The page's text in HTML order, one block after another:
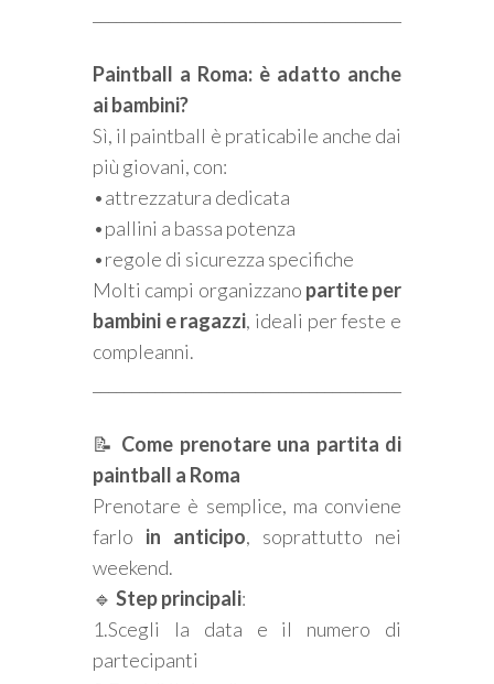
Paintball a Roma: è adatto anche
ai bambini?
Sì, il paintball è praticabile anche dai
più giovani, con:
•attrezzatura dedicata
•pallini a bassa potenza
•regole di sicurezza specifiche
Molti campi organizzano partite per
bambini e ragazzi, ideali per feste e
compleanni.
📝 Come prenotare una partita di
paintball a Roma
Prenotare è semplice, ma conviene
farlo in anticipo, soprattutto nei
weekend.
🔹 Step principali:
1.Scegli la data e il numero di
partecipanti